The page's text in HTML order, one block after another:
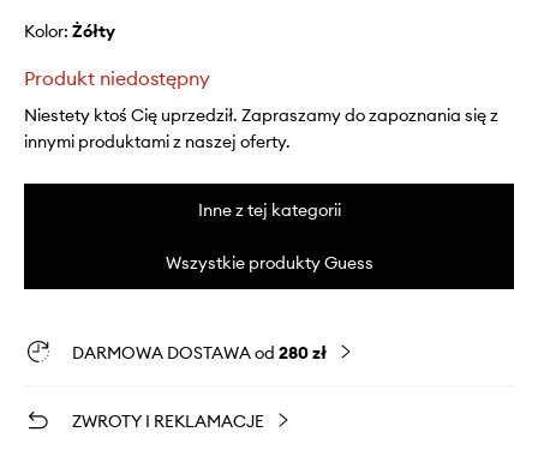
Kolor: żółty
Produkt niedostępny
Niestety ktoś Cię uprzedził. Zapraszamy do zapoznania się z
innymi produktami z naszej oferty.
Inne z tej kategorii
Wszystkie produkty Guess
DARMOWA DOSTAWA od 280 zł
ZWROTY I REKLAMACJE